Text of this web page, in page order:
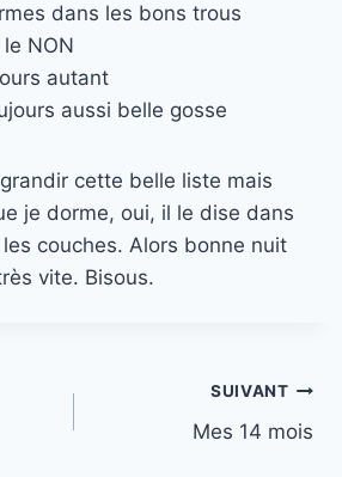
dans les bons trous
NON
autant
aussi belle gosse
cette belle liste mais
je dorme, oui, il le dise dans
couches. Alors bonne nuit
vite. Bisous.
SUIVANT
Mes 14 mois